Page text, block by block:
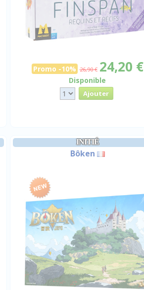
Promo -10% 26,90 € 24,20 €
Disponible
INITIÉ
Bôken